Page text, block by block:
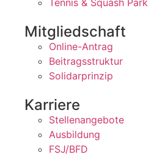
Tennis & Squash Park
Mitgliedschaft
Online-Antrag
Beitragsstruktur
Solidarprinzip
Karriere
Stellenangebote
Ausbildung
FSJ/BFD